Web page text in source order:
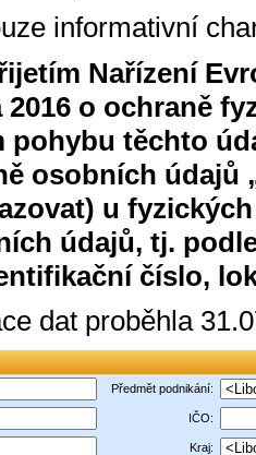
informativní
Nařízení
2016 o ochraně
pohybu těchto
osobních údajů
u
údajů, tj.
číslo,
dat proběhla
Předmět podnikání:
IČO:
Kraj: